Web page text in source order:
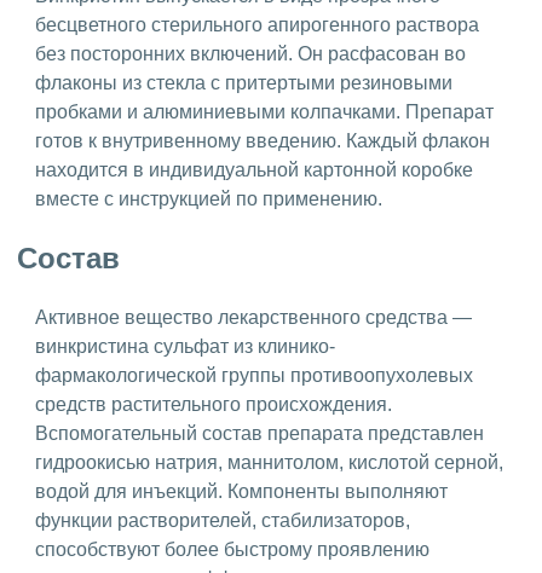
бесцветного стерильного апирогенного раствора
без посторонних включений. Он расфасован во
флаконы из стекла с притертыми резиновыми
пробками и алюминиевыми колпачками. Препарат
готов к внутривенному введению. Каждый флакон
находится в индивидуальной картонной коробке
вместе с инструкцией по применению.
Состав
Активное вещество лекарственного средства —
винкристина сульфат из клинико-
фармакологической группы противоопухолевых
средств растительного происхождения.
Вспомогательный состав препарата представлен
гидроокисью натрия, маннитолом, кислотой серной,
водой для инъекций. Компоненты выполняют
функции растворителей, стабилизаторов,
способствуют более быстрому проявлению